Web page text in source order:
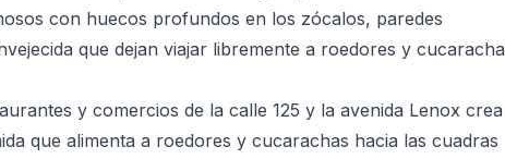
con huecos profundos en los zócalos, paredes
que dejan viajar libremente a roedores y
y comercios de la calle 125 y la avenida Lenox
que alimenta a roedores y cucarachas hacia las cuadras